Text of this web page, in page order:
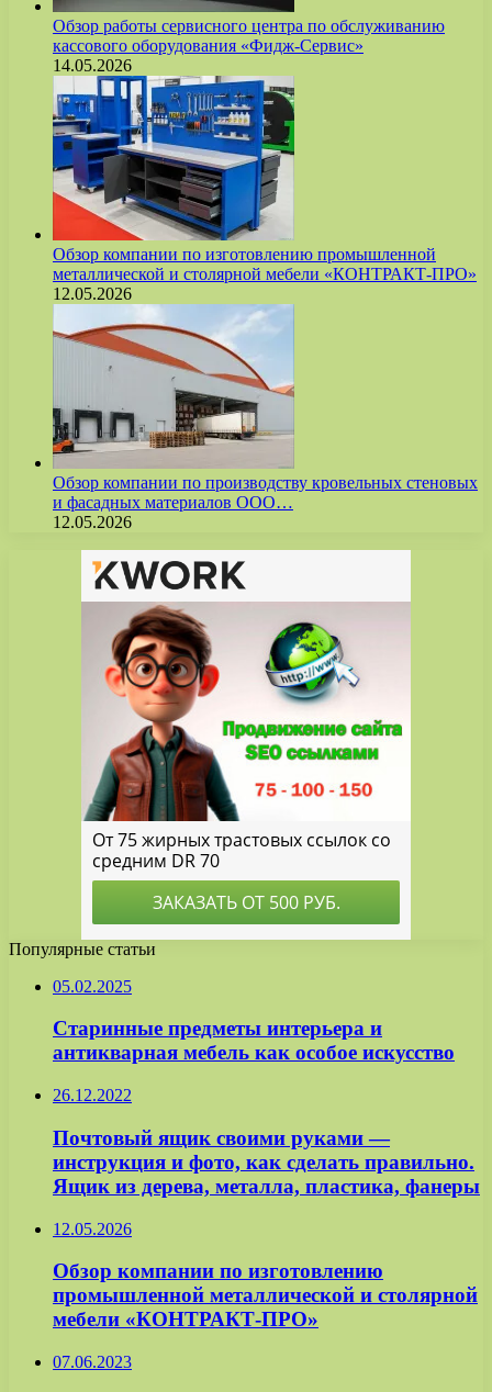
Обзор работы сервисного центра по обслуживанию
кассового оборудования «Фидж-Сервис»
14.05.2026
Обзор компании по изготовлению промышленной
металлической и столярной мебели «КОНТРАКТ-ПРО»
12.05.2026
Обзор компании по производству кровельных стеновых
и фасадных материалов ООО…
12.05.2026
Популярные статьи
05.02.2025
Старинные предметы интерьера и
антикварная мебель как особое искусство
26.12.2022
Почтовый ящик своими руками —
инструкция и фото, как сделать правильно.
Ящик из дерева, металла, пластика, фанеры
12.05.2026
Обзор компании по изготовлению
промышленной металлической и столярной
мебели «КОНТРАКТ-ПРО»
07.06.2023